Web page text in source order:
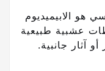
هو الابيميديوم
عشبية طبيعية
آثار جانبية.